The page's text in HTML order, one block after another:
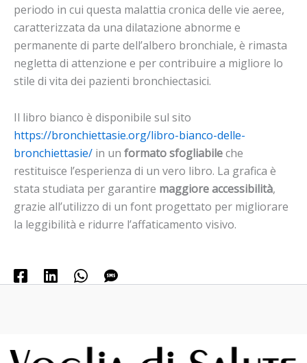
periodo in cui questa malattia cronica delle vie aeree,
caratterizzata da una dilatazione abnorme e
permanente di parte dell’albero bronchiale, è rimasta
negletta di attenzione e per contribuire a migliore lo
stile di vita dei pazienti bronchiectasici.
Il libro bianco è disponibile sul sito
https://bronchiettasie.org/libro-bianco-delle-
bronchiettasie/ in un formato sfogliabileche
restituisce l’esperienza di un vero libro. La grafica è
stata studiata per garantire maggiore accessibilità,
grazie all’utilizzo di un font progettato per migliorare
la leggibilità e ridurre l’affaticamento visivo.